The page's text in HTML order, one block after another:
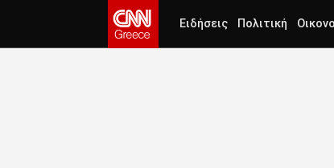
Ειδήσεις Πολιτική